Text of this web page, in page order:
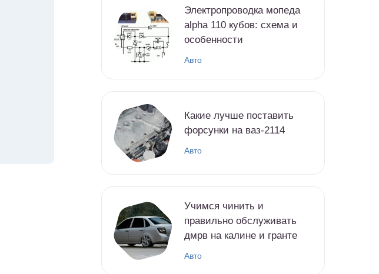
Электропроводка мопеда
alpha 110 кубов: схема и
особенности
Авто
Какие лучше поставить
форсунки на ваз-2114
Авто
Учимся чинить и
правильно обслуживать
дмрв на калине и гранте
Авто